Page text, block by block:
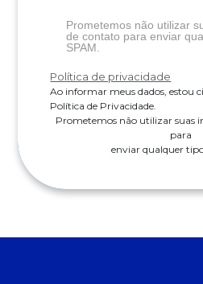
Prometemos não utilizar
de contato para enviar
SPAM.
Política de privacidade
Ao informar meus dados, estou
Política de Privacidade.
Prometemos não utilizar suas
para
enviar qualquer